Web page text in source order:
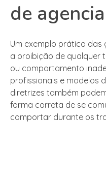
de
Um exemplo prático das
a proibição de qualquer
ou comportamento
profissionais e modelos
diretrizes também
forma correta de se
comportar durante os